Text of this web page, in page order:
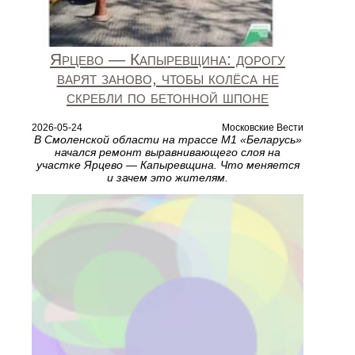
Ярцево — Капыревщина: дорогу
варят заново, чтобы колёса не
скребли по бетонной шпоне
2026-05-24 Московские Вести
В Смоленской области на трассе М1 «Беларусь»
начался ремонт выравнивающего слоя на
участке Ярцево — Капыревщина. Что меняется
и зачем это жителям.